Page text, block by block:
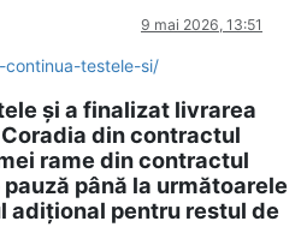
9 mai 2026, 13:51
testele-si/
și a finalizat livrarea
din contractul
rame din contractul
până la următoarele
adițional pentru restul de